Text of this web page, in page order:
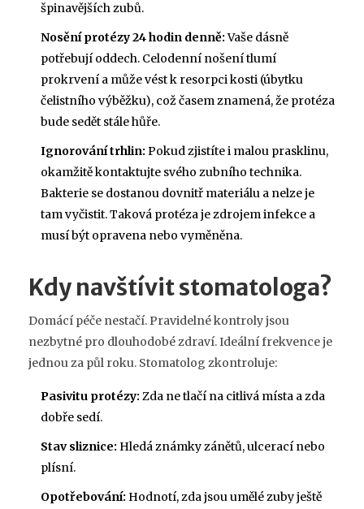
špinavějších zubů.
Nosění protézy 24 hodin denně:Vaše dásně
potřebují oddech. Celodenní nošení tlumí
prokrvení a může vést k resorpci kosti (úbytku
čelistního výběžku), což časem znamená, že protéza
bude sedět stále hůře.
Ignorování trhlin: Pokud zjistíte i malou prasklinu,
okamžitě kontaktujte svého zubního technika.
Bakterie se dostanou dovnitř materiálu a nelze je
tam vyčistit. Taková protéza je zdrojem infekce a
musí být opravena nebo vyměněna.
Kdy navštívit stomatologa?
Domácí péče nestačí. Pravidelné kontroly jsou
nezbytné pro dlouhodobé zdraví. Ideální frekvence je
jednou za půl roku. Stomatolog zkontroluje:
Pasivitu protézy: Zda ne tlačí na citlivá místa a zda
dobře sedí.
Stav sliznice: Hledá známky zánětů, ulcerací nebo
plísní.
Opotřebování: Hodnotí, zda jsou umělé zuby ještě